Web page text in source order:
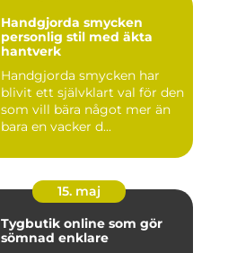
Handgjorda smycken
personlig stil med äkta
hantverk
Handgjorda smycken har
blivit ett självklart val för den
som vill bära något mer än
bara en vacker d...
15. maj
Tygbutik online som gör
sömnad enklare